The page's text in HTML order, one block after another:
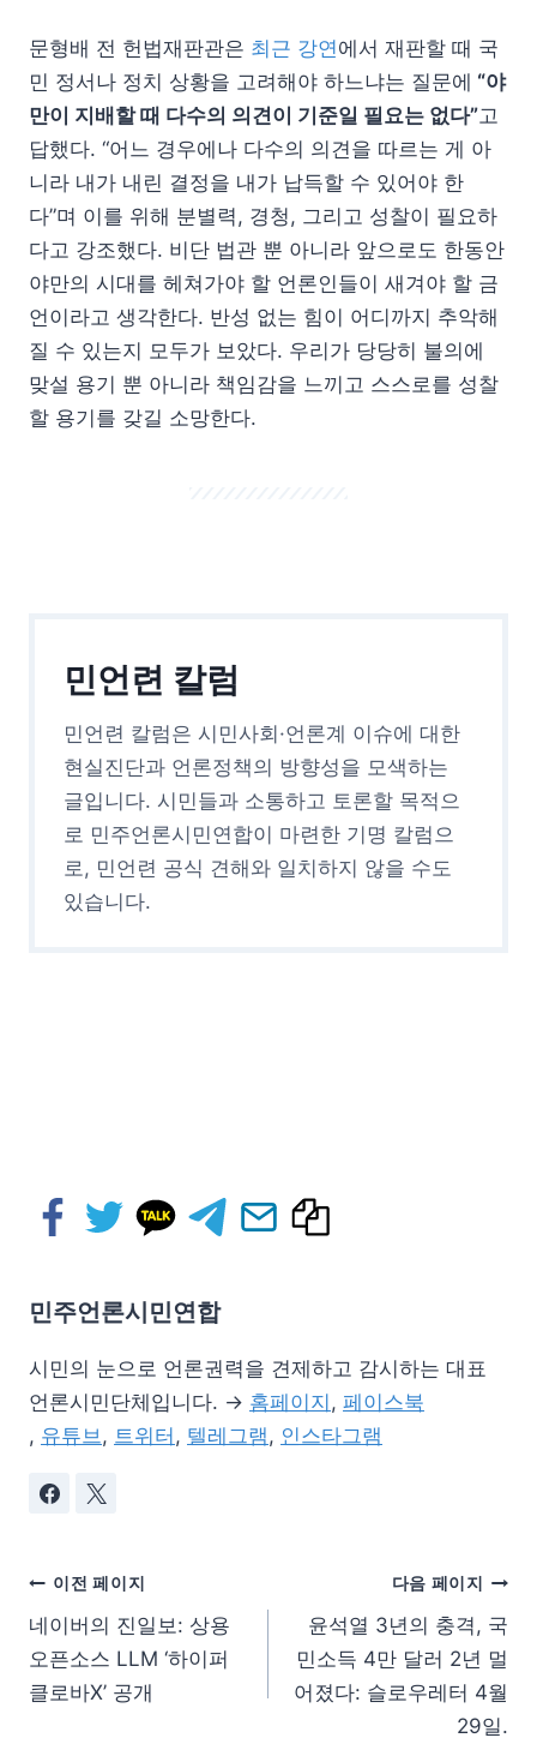
문형배 전 헌법재판관은 최근 강연에서 재판할 때 국
민 정서나 정치 상황을 고려해야 하느냐는 질문에 “야
만이 지배할 때 다수의 의견이 기준일 필요는 없다”고
답했다. “어느 경우에나 다수의 의견을 따르는 게 아
니라 내가 내린 결정을 내가 납득할 수 있어야 한
다”며 이를 위해 분별력, 경청, 그리고 성찰이 필요하
다고 강조했다. 비단 법관 뿐 아니라 앞으로도 한동안
야만의 시대를 헤쳐가야 할 언론인들이 새겨야 할 금
언이라고 생각한다. 반성 없는 힘이 어디까지 추악해
질 수 있는지 모두가 보았다. 우리가 당당히 불의에
맞설 용기 뿐 아니라 책임감을 느끼고 스스로를 성찰
할 용기를 갖길 소망한다.
민언련 칼럼
민언련 칼럼은 시민사회·언론계 이슈에 대한
현실진단과 언론정책의 방향성을 모색하는
글입니다. 시민들과 소통하고 토론할 목적으
로 민주언론시민연합이 마련한 기명 칼럼으
로, 민언련 공식 견해와 일치하지 않을 수도
있습니다.
민주언론시민연합
시민의 눈으로 언론권력을 견제하고 감시하는 대표
언론시민단체입니다. → 홈페이지 , 페이스북
, 유튜브, 트위터 , 텔레그램, 인스타그램
이전 페이지
네이버의 진일보: 상용
오픈소스 LLM ‘하이퍼
클로바X’ 공개
다음 페이지
윤석열 3년의 충격, 국
민소득 4만 달러 2년 멀
어졌다: 슬로우레터 4월
29일.